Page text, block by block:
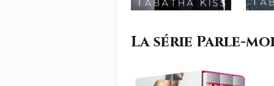
La série Parle-